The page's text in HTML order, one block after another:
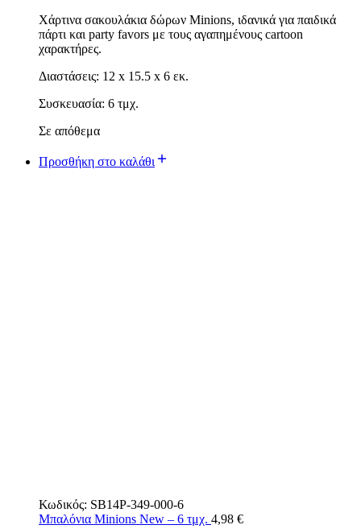
Χάρτινα σακουλάκια δώρων Minions, ιδανικά για παιδικά
πάρτι και party favors με τους αγαπημένους cartoon
χαρακτήρες.
Διαστάσεις: 12 x 15.5 x 6 εκ.
Συσκευασία: 6 τμχ.
Σε απόθεμα
Προσθήκη στο καλάθι
Κωδικός: SB14P-349-000-6
Μπαλόνια Minions New – 6 τμχ. 4,98 €